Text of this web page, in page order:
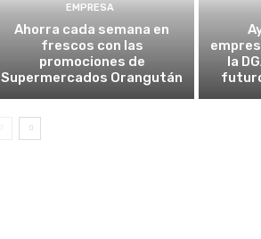
EMPRESA
Ahorra cada semana en
frescos con las
promociones de
Supermercados Orangután
la